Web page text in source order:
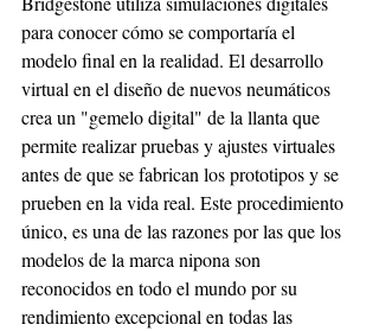
para conocer cómo se comportaría el
modelo final en la realidad. El desarrollo
virtual en el diseño de nuevos neumáticos
crea un "gemelo digital" de la llanta que
permite realizar pruebas y ajustes virtuales
antes de que se fabrican los prototipos y se
prueben en la vida real. Este procedimiento
único, es una de las razones por las que los
modelos de la marca nipona son
reconocidos en todo el mundo por su
rendimiento excepcional en todas las